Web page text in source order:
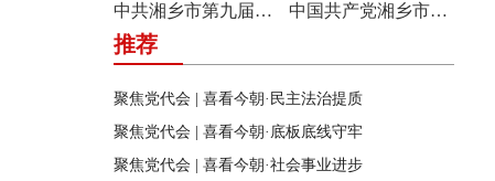
中共湘乡市第九届纪律检查委员会举行第一次全体会议 中国共产党湘乡市第九次代表大会胜利闭幕
推荐
聚焦党代会 | 喜看今朝·民主法治提质
聚焦党代会 | 喜看今朝·底板底线守牢
聚焦党代会 | 喜看今朝·社会事业进步